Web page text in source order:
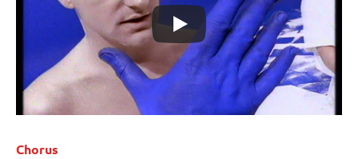
Chorus